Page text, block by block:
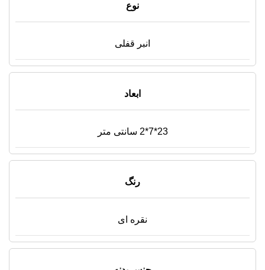
نوع
انبر قفلی
ابعاد
23*7*2 سانتی متر
رنگ
نقره ای